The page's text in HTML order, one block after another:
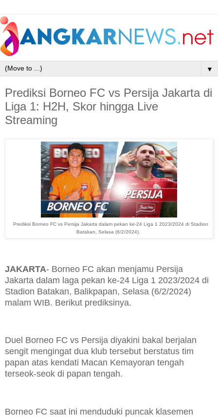
▼
Prediksi Borneo FC vs Persija Jakarta di
Liga 1: H2H, Skor hingga Live
Streaming
Prediksi Borneo FC vs Persija Jakarta dalam pekan ke-24 Liga 1 2023/2024 di Stadion
Batakan, Selasa (6/2/2024).
JAKARTA- Borneo FC akan menjamu Persija
Jakarta dalam laga pekan ke-24 Liga 1 2023/2024 di
Stadion Batakan, Balikpapan, Selasa (6/2/2024)
malam WIB. Berikut prediksinya.
Duel Borneo FC vs Persija diyakini bakal berjalan
sengit mengingat dua klub tersebut berstatus tim
papan atas kendati Macan Kemayoran tengah
terseok-seok di papan tengah.
Borneo FC saat ini menduduki puncak klasemen